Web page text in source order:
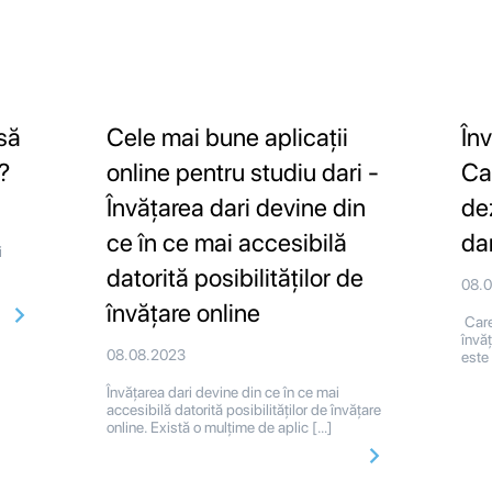
Cele mai bune aplicații
online pentru studiu dari -
Învățarea dari devine din
ce în ce mai accesibilă
datorită posibilităților de
învățare online
08.08.2023
Învățarea dari devine din ce în ce mai
accesibilă datorită posibilităților de învățare
online. Există o mulțime de aplic […]